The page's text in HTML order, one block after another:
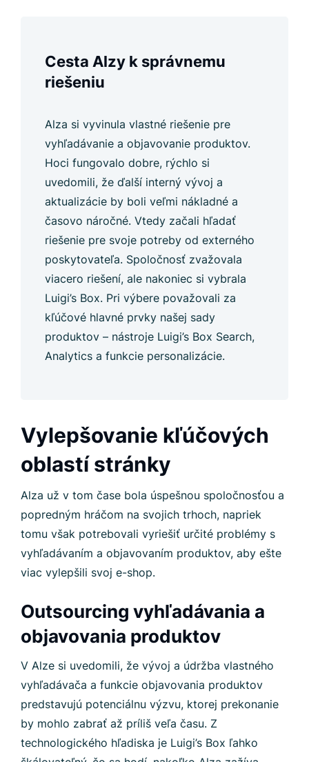
Cesta Alzy k správnemu
riešeniu
Alza si vyvinula vlastné riešenie pre
vyhľadávanie a objavovanie produktov.
Hoci fungovalo dobre, rýchlo si
uvedomili, že ďalší interný vývoj a
aktualizácie by boli veľmi nákladné a
časovo náročné. Vtedy začali hľadať
riešenie pre svoje potreby od externého
poskytovateľa. Spoločnosť zvažovala
viacero riešení, ale nakoniec si vybrala
Luigi’s Box. Pri výbere považovali za
kľúčové hlavné prvky našej sady
produktov – nástroje Luigi’s Box Search,
Analytics a funkcie personalizácie.
Vylepšovanie kľúčových
oblastí stránky
Alza už v tom čase bola úspešnou spoločnosťou a
popredným hráčom na svojich trhoch, napriek
tomu však potrebovali vyriešiť určité problémy s
vyhľadávaním a objavovaním produktov, aby ešte
viac vylepšili svoj e-shop.
Outsourcing vyhľadávania a
objavovania produktov
V Alze si uvedomili, že vývoj a údržba vlastného
vyhľadávača a funkcie objavovania produktov
predstavujú potenciálnu výzvu, ktorej prekonanie
by mohlo zabrať až príliš veľa času. Z
technologického hľadiska je Luigi’s Box ľahko